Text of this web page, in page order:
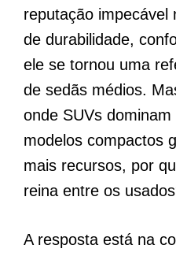
reputação impecável
de durabilidade,
ele se tornou uma
de sedãs médios.
onde SUVs
modelos compactos
mais recursos, por
reina entre os
A resposta está na